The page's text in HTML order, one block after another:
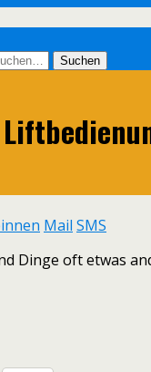
Mail SMS
Dinge oft etwas